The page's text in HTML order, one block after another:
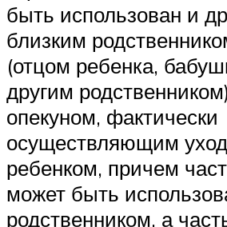
быть использован и
близким
(отцом ребенка,
другим
опекуном, фактически
осуществляющим
ребенком, причем
может быть
родственником, а